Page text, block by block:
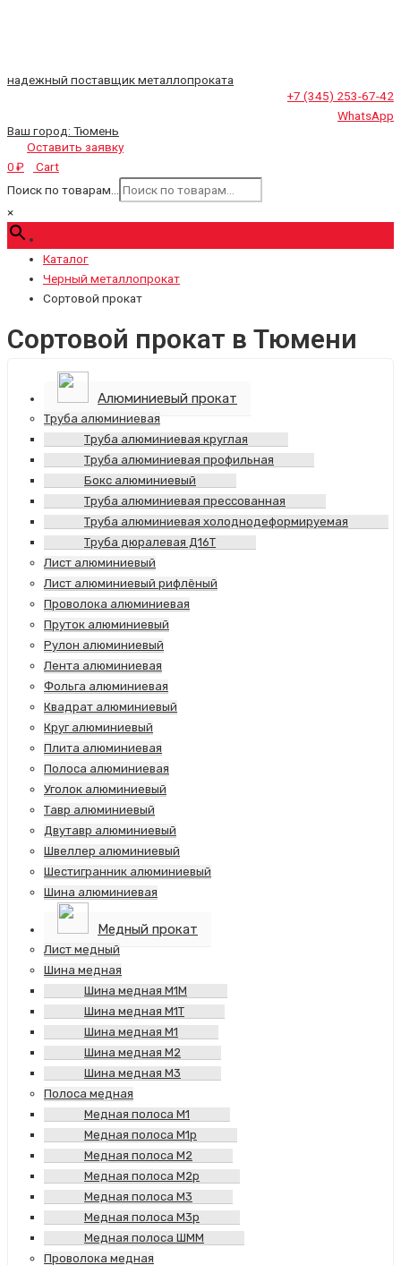
надежный поставщик металлопроката
+7 (345) 253-67-42
WhatsApp
Ваш город: Тюмень
Оставить заявку
0 ₽
Cart
Поиск по товарам...
×
Каталог
Черный металлопрокат
Сортовой прокат
Сортовой прокат в Тюмени
Алюминиевый прокат
Труба алюминиевая
Труба алюминиевая круглая
Труба алюминиевая профильная
Бокс алюминиевый
Труба алюминиевая прессованная
Труба алюминиевая холоднодеформируемая
Труба дюралевая Д16Т
Лист алюминиевый
Лист алюминиевый рифлёный
Проволока алюминиевая
Пруток алюминиевый
Рулон алюминиевый
Лента алюминиевая
Фольга алюминиевая
Квадрат алюминиевый
Круг алюминиевый
Плита алюминиевая
Полоса алюминиевая
Уголок алюминиевый
Тавр алюминиевый
Двутавр алюминиевый
Швеллер алюминиевый
Шестигранник алюминиевый
Шина алюминиевая
Медный прокат
Лист медный
Шина медная
Шина медная М1М
Шина медная М1Т
Шина медная М1
Шина медная М2
Шина медная М3
Полоса медная
Медная полоса М1
Медная полоса М1р
Медная полоса М2
Медная полоса М2р
Медная полоса М3
Медная полоса М3р
Медная полоса ШММ
Проволока медная